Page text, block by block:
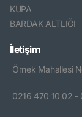
KUPA
BARDAK ALTLIĞI
İletişim
Örnek Mahallesi
0216 470 10 02